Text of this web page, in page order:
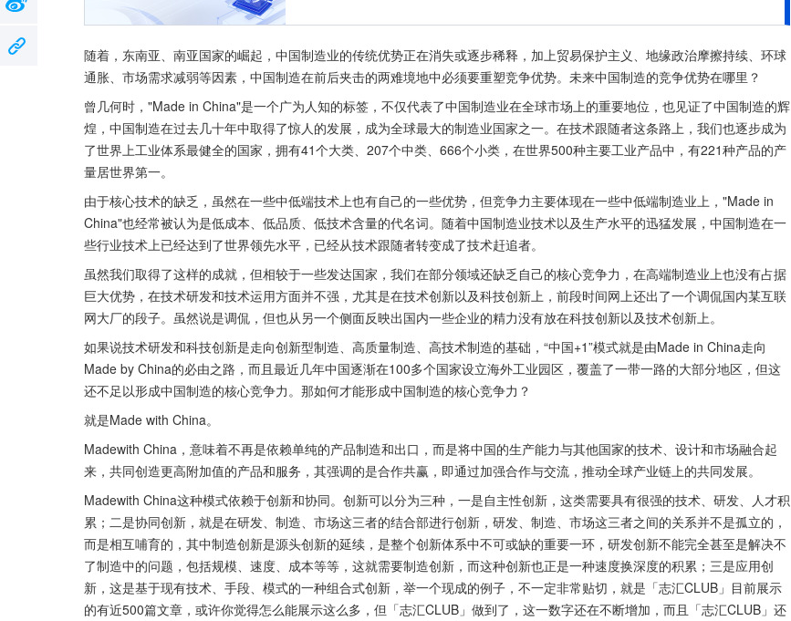
随着，东南亚、南亚国家的崛起，中国制造业的传统优势正在消失或逐步稀释，加上贸易保护主义、地缘政治摩擦持续、环球
通胀、市场需求减弱等因素，中国制造在前后夹击的两难境地中必须要重塑竞争优势。未来中国制造的竞争优势在哪里？
曾几何时，"Made in China"是一个广为人知的标签，不仅代表了中国制造业在全球市场上的重要地位，也见证了中国制造的辉
煌，中国制造在过去几十年中取得了惊人的发展，成为全球最大的制造业国家之一。在技术跟随者这条路上，我们也逐步成为
了世界上工业体系最健全的国家，拥有41个大类、207个中类、666个小类，在世界500种主要工业产品中，有221种产品的产
量居世界第一。
由于核心技术的缺乏，虽然在一些中低端技术上也有自己的一些优势，但竞争力主要体现在一些中低端制造业上，"Made in
China"也经常被认为是低成本、低品质、低技术含量的代名词。随着中国制造业技术以及生产水平的迅猛发展，中国制造在一
些行业技术上已经达到了世界领先水平，已经从技术跟随者转变成了技术赶追者。
虽然我们取得了这样的成就，但相较于一些发达国家，我们在部分领域还缺乏自己的核心竞争力，在高端制造业上也没有占据
巨大优势，在技术研发和技术运用方面并不强，尤其是在技术创新以及科技创新上，前段时间网上还出了一个调侃国内某互联
网大厂的段子。虽然说是调侃，但也从另一个侧面反映出国内一些企业的精力没有放在科技创新以及技术创新上。
如果说技术研发和科技创新是走向创新型制造、高质量制造、高技术制造的基础，“中国+1”模式就是由Made in China走向
Made by China的必由之路，而且最近几年中国逐渐在100多个国家设立海外工业园区，覆盖了一带一路的大部分地区，但这
还不足以形成中国制造的核心竞争力。那如何才能形成中国制造的核心竞争力？
就是Made with China。
Madewith China，意味着不再是依赖单纯的产品制造和出口，而是将中国的生产能力与其他国家的技术、设计和市场融合起
来，共同创造更高附加值的产品和服务，其强调的是合作共赢，即通过加强合作与交流，推动全球产业链上的共同发展。
Madewith China这种模式依赖于创新和协同。创新可以分为三种，一是自主性创新，这类需要具有很强的技术、研发、人才积
累；二是协同创新，就是在研发、制造、市场这三者的结合部进行创新，研发、制造、市场这三者之间的关系并不是孤立的，
而是相互哺育的，其中制造创新是源头创新的延续，是整个创新体系中不可或缺的重要一环，研发创新不能完全甚至是解决不
了制造中的问题，包括规模、速度、成本等等，这就需要制造创新，而这种创新也正是一种速度换深度的积累；三是应用创
新，这是基于现有技术、手段、模式的一种组合式创新，举一个现成的例子，不一定非常贴切，就是「志汇CLUB」目前展示
的有近500篇文章，或许你觉得怎么能展示这么多，但「志汇CLUB」做到了，这一数字还在不断增加，而且「志汇CLUB」还